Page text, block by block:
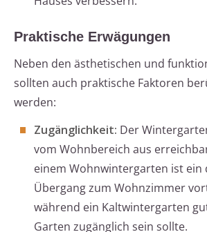
Praktische Erwägungen
Neben den ästhetischen und
sollten auch praktische Faktoren
werden:
Zugänglichkeit: Der
vom Wohnbereich aus
einem Wohnwintergarten ist ein
Übergang zum Wohnzimmer
während ein Kaltwintergarten
Garten zugänglich sein sollte.